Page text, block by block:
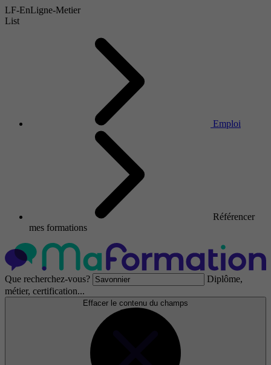
LF-EnLigne-Metier
List
Emploi
Référencer
mes formations
Que recherchez-vous?
Diplôme,
métier, certification...
Effacer le contenu du champs